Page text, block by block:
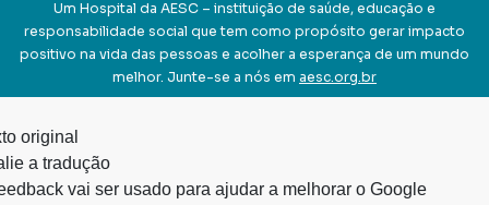
Um Hospital da AESC – instituição de saúde, educação e
responsabilidade social que tem como propósito gerar impacto
positivo na vida das pessoas e acolher a esperança de um mundo
melhor. Junte-se a nós em aesc.org.br
original
a tradução
vai ser usado para ajudar a melhorar o Google